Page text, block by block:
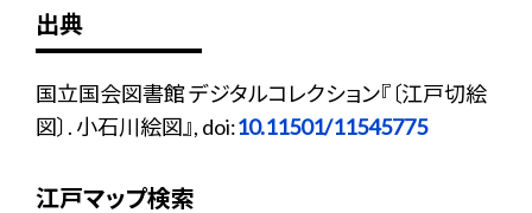
出典
国立国会図書館 デジタルコレクション『〔江戸切絵
図〕. 小石川絵図』, doi:10.11501/11545775
江戸マップ検索